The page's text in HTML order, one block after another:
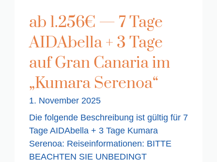
ab 1.256€ — 7 Tage
AIDAbella + 3 Tage
auf Gran Canaria im
„Kumara Serenoa“
1. November 2025
Die folgende Beschreibung ist gültig für 7
Tage AIDAbella + 3 Tage Kumara
Serenoa: Reiseinformationen: BITTE
BEACHTEN SIE UNBEDINGT